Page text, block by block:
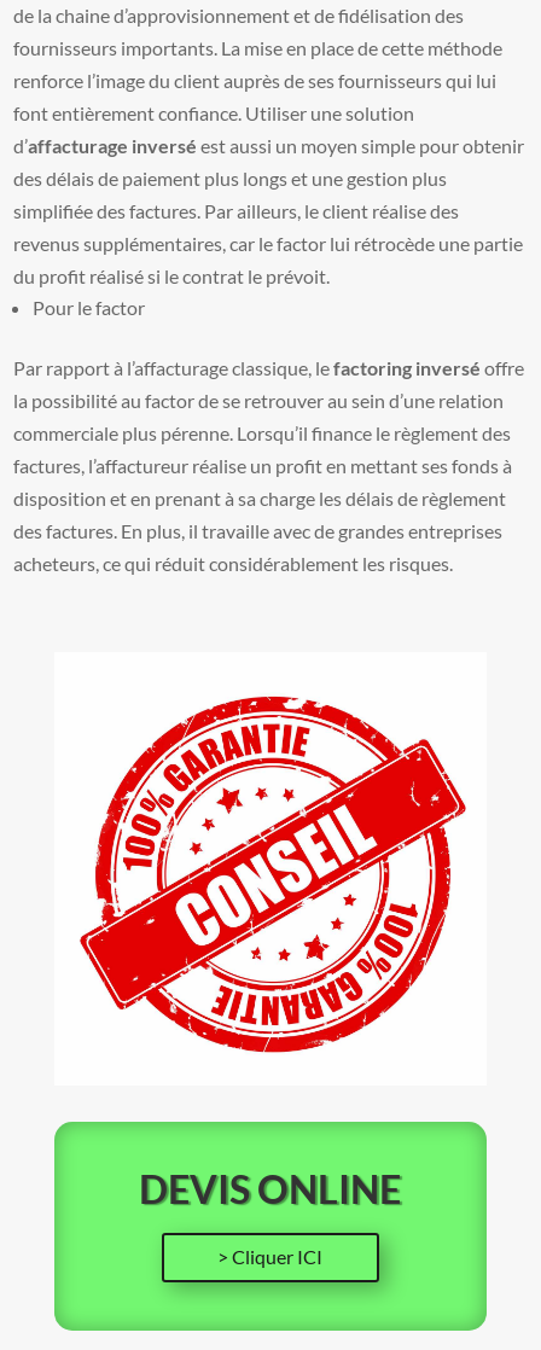
de la chaine d’approvisionnement et de fidélisation des
fournisseurs importants. La mise en place de cette méthode
renforce l’image du client auprès de ses fournisseurs qui lui
font entièrement confiance. Utiliser une solution
d’affacturage inversé est aussi un moyen simple pour obtenir
des délais de paiement plus longs et une gestion plus
simplifiée des factures. Par ailleurs, le client réalise des
revenus supplémentaires, car le factor lui rétrocède une partie
du profit réalisé si le contrat le prévoit.
Pour le factor
Par rapport à l’affacturage classique, lefactoring inversé offre
la possibilité au factor de se retrouver au sein d’une relation
commerciale plus pérenne. Lorsqu’il finance le règlement des
factures, l’affactureur réalise un profit en mettant ses fonds à
disposition et en prenant à sa charge les délais de règlement
des factures. En plus, il travaille avec de grandes entreprises
acheteurs, ce qui réduit considérablement les risques.
DEVIS ONLINE
> Cliquer ICI